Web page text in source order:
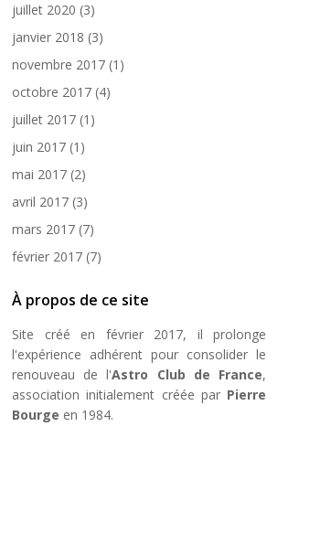
juillet 2020 (3)
janvier 2018 (3)
novembre 2017 (1)
octobre 2017 (4)
juillet 2017 (1)
juin 2017 (1)
mai 2017 (2)
avril 2017 (3)
mars 2017 (7)
février 2017 (7)
À propos de ce site
Site créé en février 2017, il prolonge
l'expérience adhérent pour consolider le
renouveau de l'Astro Club de France,
association initialement créée par Pierre
Bourge en 1984.